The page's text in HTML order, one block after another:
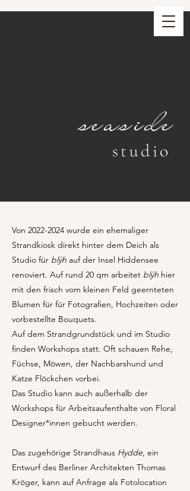
studio
seaside
Von 2022-2024 wurde ein ehemaliger
Strandkiosk direkt hinter dem Deich als
Studio für blÿh auf der Insel Hiddensee
renoviert. Auf rund 20 qm arbeitet blÿh hier
mit den frisch vom kleinen Feld geernteten
Blumen für für Fotografien, Hochzeiten oder
vorbestellte Bouquets.
Auf dem Strandgrundstück und im Studio
finden Workshops statt. Oft schauen Rehe,
Füchse, Möwen, der Nachbarshund und
Katze Flöckchen vorbei.
Das Studio kann auch außerhalb der
Workshops für Arbeitsaufenthalte von Floral
Designer*innen gebucht werden.
Das zugehörige Strandhaus Hydde, ein
Entwurf des Berliner Architekten Thomas
Kröger, kann auf Anfrage als Fotolocation